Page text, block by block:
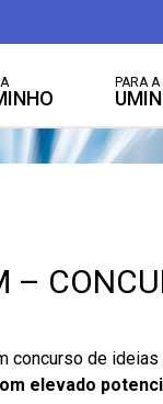
PARA A
–
concurso de
elevado